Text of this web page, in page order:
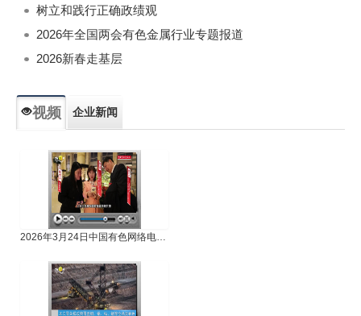
树立和践行正确政绩观
2026年全国两会有色金属行业专题报道
2026新春走基层
视频 企业新闻
2026年3月24日中国有色网络电视新闻